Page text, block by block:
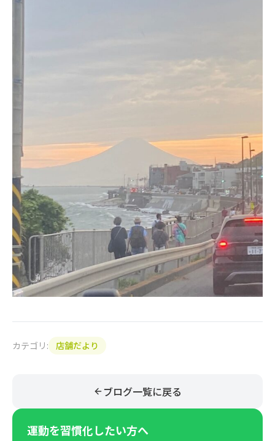
カテゴリ: 店舗だより
ブログ一覧に戻る
運動を習慣化したい方へ